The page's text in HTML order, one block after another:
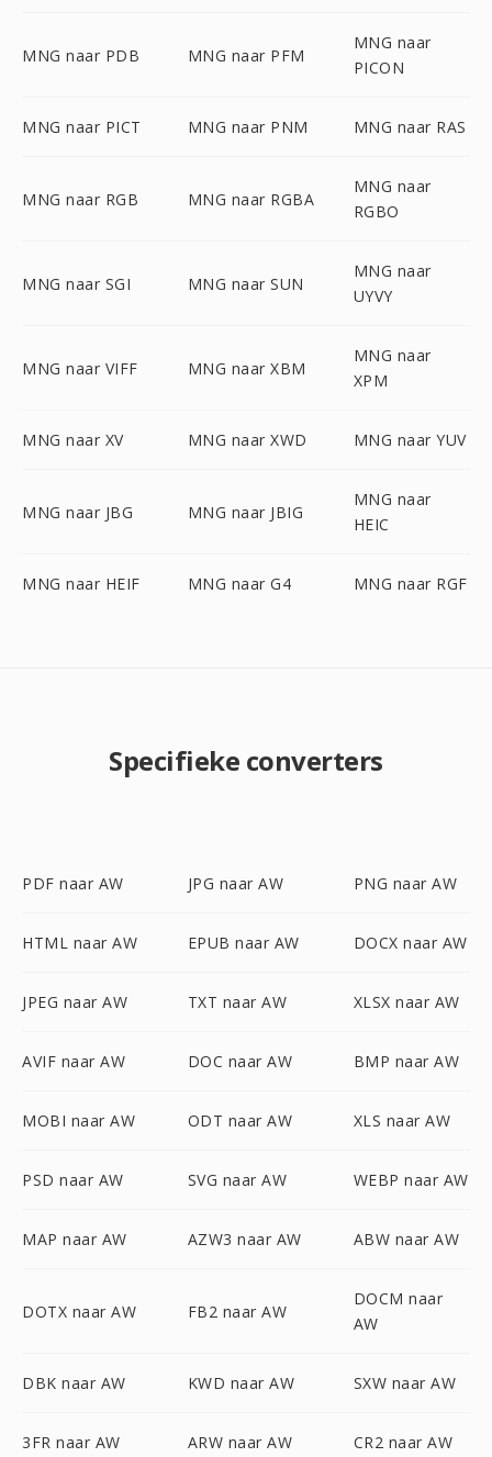
MNG naar PDB MNG naar PFM
MNG naar
PICON
MNG naar PICT MNG naar PNM MNG naar RAS
MNG naar RGB MNG naar RGBA
MNG naar
RGBO
MNG naar SGI MNG naar SUN
MNG naar
UYVY
MNG naar VIFF MNG naar XBM
MNG naar
XPM
MNG naar XV MNG naar XWD MNG naar YUV
MNG naar JBG MNG naar JBIG
MNG naar
HEIC
MNG naar HEIF MNG naar G4 MNG naar RGF
Specifieke converters
PDF naar AW JPG naar AW PNG naar AW
HTML naar AW EPUB naar AW DOCX naar AW
JPEG naar AW TXT naar AW XLSX naar AW
AVIF naar AW DOC naar AW BMP naar AW
MOBI naar AW ODT naar AW XLS naar AW
PSD naar AW SVG naar AW WEBP naar AW
MAP naar AW AZW3 naar AW ABW naar AW
DOTX naar AW FB2 naar AW
DOCM naar
AW
DBK naar AW KWD naar AW SXW naar AW
3FR naar AW ARW naar AW CR2 naar AW